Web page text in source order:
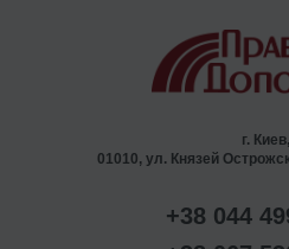
г. Киев,
01010, ул. Князей
+38 044